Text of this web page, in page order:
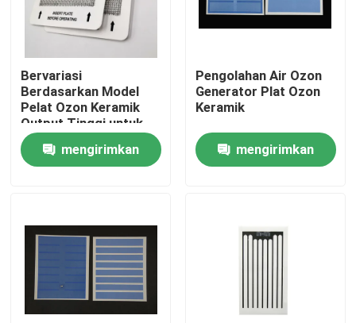
Rumah
Produk
Pertunjukan VR
Tentang kami
Bervariasi
Berdasarkan Model
Pelat Ozon Keramik
Output Tinggi untuk
Pembersih Udara
Generator Ozon
mengirimkan
Pengolahan Air Ozon
Generator Plat Ozon
Keramik
mengirimkan